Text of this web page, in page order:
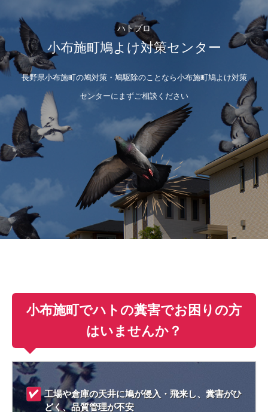
ハトプロ
小布施町鳩よけ対策センター
長野県小布施町の鳩対策・鳩駆除のことなら小布施町鳩よけ対策
センターにまずご相談ください
小布施町でハトの糞害でお困りの方
はいませんか？
工場や倉庫の天井に鳩が侵入・飛来し、糞害がひ
どく、品質管理が不安